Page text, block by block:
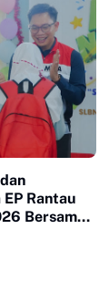
Rantau
Bersama